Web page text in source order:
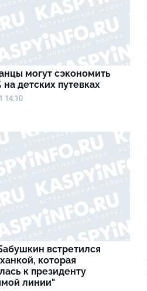
могут сэкономить
на детских путевках
14:10
встретился
которая
к президенту
линии"